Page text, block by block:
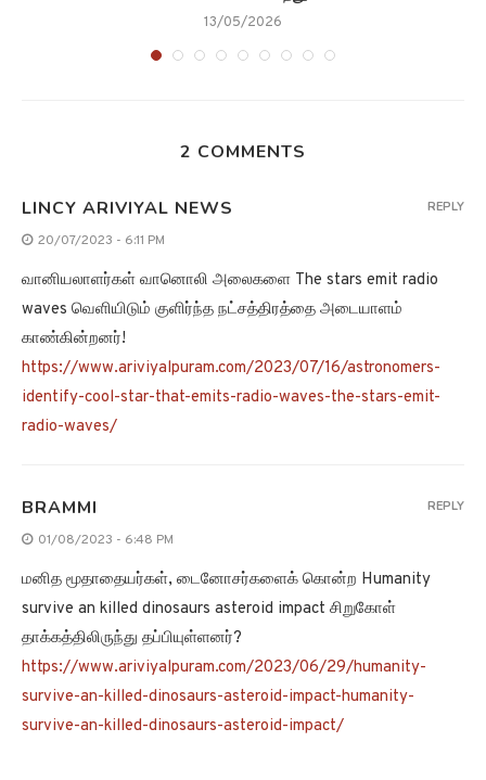
13/05/2026
2 COMMENTS
LINCY ARIVIYAL NEWS
20/07/2023 - 6:11 PM
வானியலாளர்கள் வானொலி அலைகளை The stars emit radio
waves வெளியிடும் குளிர்ந்த நட்சத்திரத்தை அடையாளம்
காண்கின்றனர்!
https://www.ariviyalpuram.com/2023/07/16/astronomers-
identify-cool-star-that-emits-radio-waves-the-stars-emit-
radio-waves/
REPLY
BRAMMI
01/08/2023 - 6:48 PM
மனித மூதாதையர்கள், டைனோசர்களைக் கொன்ற Humanity
survive an killed dinosaurs asteroid impact சிறுகோள்
தாக்கத்திலிருந்து தப்பியுள்ளனர்?
https://www.ariviyalpuram.com/2023/06/29/humanity-
survive-an-killed-dinosaurs-asteroid-impact-humanity-
survive-an-killed-dinosaurs-asteroid-impact/
REPLY